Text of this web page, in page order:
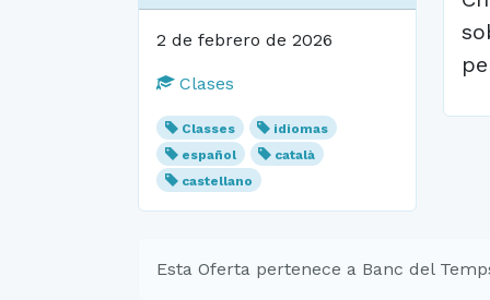
2 de febrero de 2026
Clases
Classes
idiomas
español
català
castellano
Esta Oferta pertenece a Banc del